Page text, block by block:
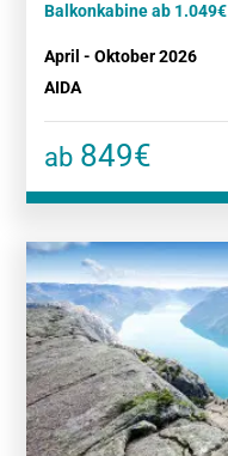
Balkonkabine ab 1.049€
April - Oktober 2026
AIDA
ab 849€